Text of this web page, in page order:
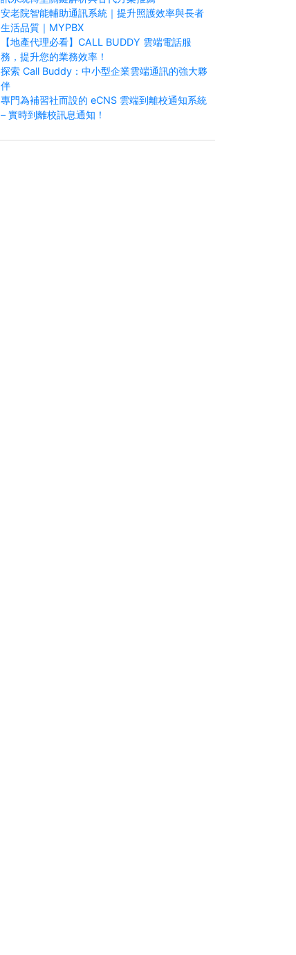
安老院智能輔助通訊系統｜提升照護效率與長者
生活品質｜MYPBX
【地產代理必看】CALL BUDDY 雲端電話服
務，提升您的業務效率！
探索 Call Buddy：中小型企業雲端通訊的強大夥
伴
專門為補習社而設的 eCNS 雲端到離校通知系統
– 實時到離校訊息通知！